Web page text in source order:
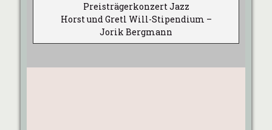
Preisträgerkonzert Jazz
Horst und Gretl Will-Stipendium –
Jorik Bergmann